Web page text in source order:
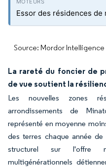
Essor des résidences de
Source: Mordor Intelligence
La rareté du foncier de
de vue soutient la
Les nouvelles zones
arrondissements de
représenté en moyenne
des terres chaque année
structurel sur l'offre
multigénérationnels